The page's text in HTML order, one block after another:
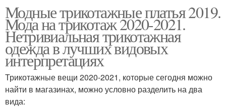
Модные трикотажные платья 2019.
Мода на трикотаж 2020-2021.
Нетривиальная трикотажная
одежда в лучших видовых
интерпретациях
Трикотажные вещи 2020-2021, которые сегодня можно
найти в магазинах, можно условно разделить на два
вида: